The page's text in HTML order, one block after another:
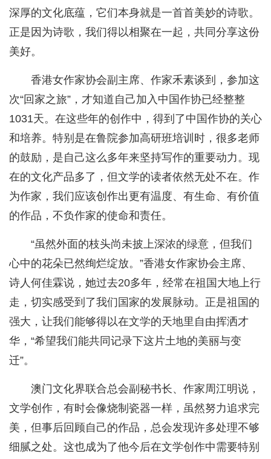
深厚的文化底蕴，它们本身就是一首首美妙的诗歌。
正是因为诗歌，我们得以相聚在一起，共同分享这份
美好。
香港女作家协会副主席、作家禾素谈到，参加这
次“回家之旅”，才知道自己加入中国作协已经整整
1031天。在这些年的创作中，得到了中国作协的关心
和培养。特别是在鲁院参加高研班培训时，很多老师
的鼓励，是自己这么多年来坚持写作的重要动力。现
在的文化产品多了，但文学的读者依然无处不在。作
为作家，我们应该创作出更有温度、有生命、有价值
的作品，不负作家的使命和责任。
“虽然外面的枝头尚未披上深浓的绿意，但我们
心中的花朵已然绚烂绽放。”香港女作家协会主席、
诗人何佳霖说，她过去20多年，经常在祖国大地上行
走，切实感受到了我们国家的发展脉动。正是祖国的
强大，让我们能够得以在文学的天地里自由挥洒才
华，“希望我们能共同记录下这片土地的美丽与变
迁”。
澳门文化界联合总会副秘书长、作家周江明说，
文学创作，有时会像烧制瓷器一样，虽然努力追求完
美，但事后回顾自己的作品，总会发现许多处理不够
细腻之处。这也成为了他今后在文学创作中需要特别